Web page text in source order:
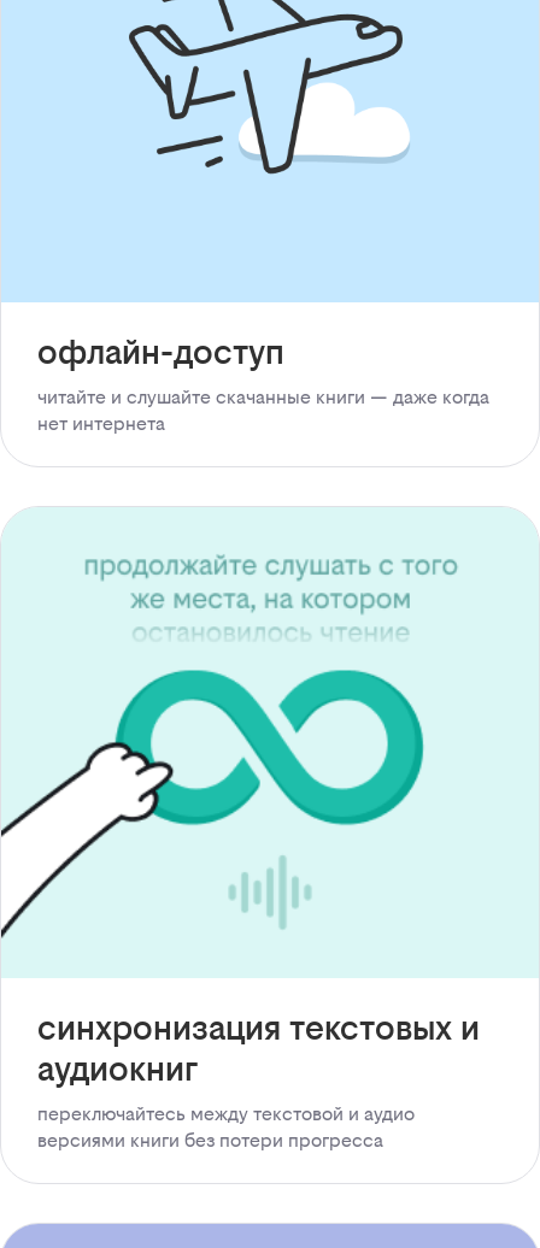
офлайн-доступ
читайте и слушайте скачанные книги — даже когда
нет интернета
синхронизация текстовых и
аудиокниг
переключайтесь между текстовой и аудио
версиями книги без потери прогресса